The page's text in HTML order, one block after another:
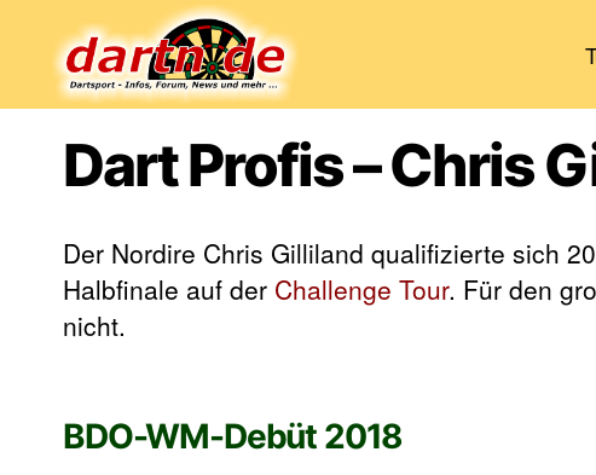
Dart Profis – Chris
Der Nordire Chris Gilliland qualifizierte sich
Halbfinale auf der Challenge Tour. Für den
nicht.
BDO-WM-Debüt 2018